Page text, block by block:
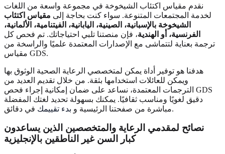
نقدم مقياس اكتئاب الشيخوخة في مجموعة واسعة من اللغات
لخدمة المجتمعات المتنوعة. سواء كنت بحاجة إلى مقياس اكتئاب
الشيخوخة بالإسبانية، الصينية، اليابانية، الفيتنامية، الألمانية،
الفرنسية، أو الهندية، فإن منصتنا تلبي احتياجاتك. تم فحص كل
ترجمة بعناية لتتماشى مع الإصدارات المعتمدة علميًا والراسخة من
مقياس GDS.
هدفنا هو توفير أداة يمكن لمتخصصي الرعاية الصحية الوثوق بها
ويمكن للعائلات استخدامها بثقة. من خلال تقديم العديد من
الترجمات المعتمدة، نساعد على ضمان إمكانية إجراء فحص GDS
دقيق لغويًا ومناسب ثقافيًا. يمكنك بسهولة تحديد لغتك المفضلة
مباشرة من صفحتنا الرئيسية و بدء تقييمك في دقائق.
نصائح لمقدمي الرعاية والمتخصصين الذين يساعدون
كبار السن غير الناطقين بالإنجليزية